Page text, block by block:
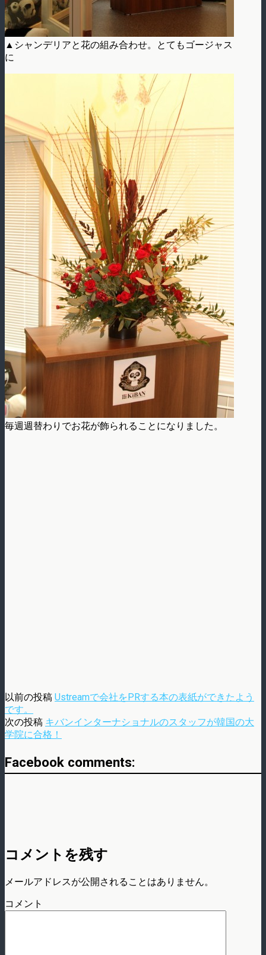
▲シャンデリアと花の組み合わせ。とてもゴージャス
に
毎週週替わりでお花が飾られることになりました。
以前の投稿 Ustreamで会社をPRする本の表紙ができたよう
です。
次の投稿 キバンインターナショナルのスタッフが韓国の大
学院に合格！
Facebook comments:
コメントを残す
メールアドレスが公開されることはありません。
コメント